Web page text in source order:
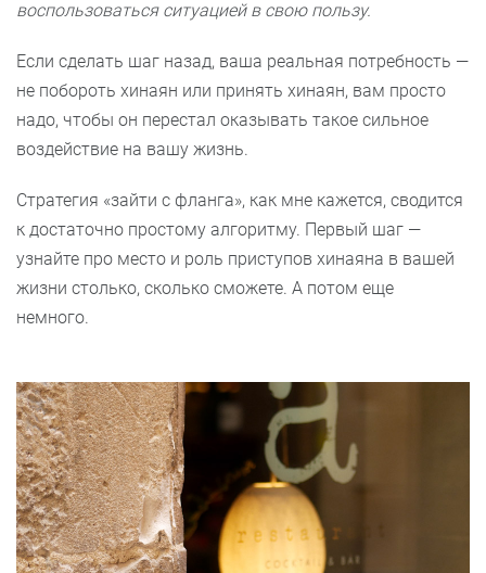
воспользоваться ситуацией в свою пользу.
Если сделать шаг назад, ваша реальная потребность —
не побороть хинаян или принять хинаян, вам просто
надо, чтобы он перестал оказывать такое сильное
воздействие на вашу жизнь.
Стратегия «зайти с фланга», как мне кажется, сводится
к достаточно простому алгоритму. Первый шаг —
узнайте про место и роль приступов хинаяна в вашей
жизни столько, сколько сможете. А потом еще
немного.